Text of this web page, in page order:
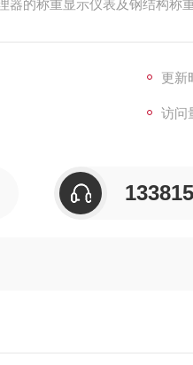
器的称重显示仪表及钢结构称
更新
访问